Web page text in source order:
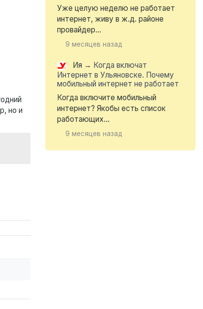
но и
Уже целую неделю не работает
интернет, живу в ж.д. районе
провайдер...
9 месяцев назад
Ия → Когда включат
Интернет в Ульяновске. Почему
мобильный интернет не работает
Когда включите мобильный
интернет? Якобы есть список
работающих...
9 месяцев назад